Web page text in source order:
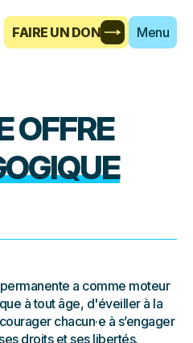
FAIRE UN DON Menu
OFFRE
a comme moteur
à tout âge, d'éveiller à la
chacun·e à s’engager
droits et ses libertés.